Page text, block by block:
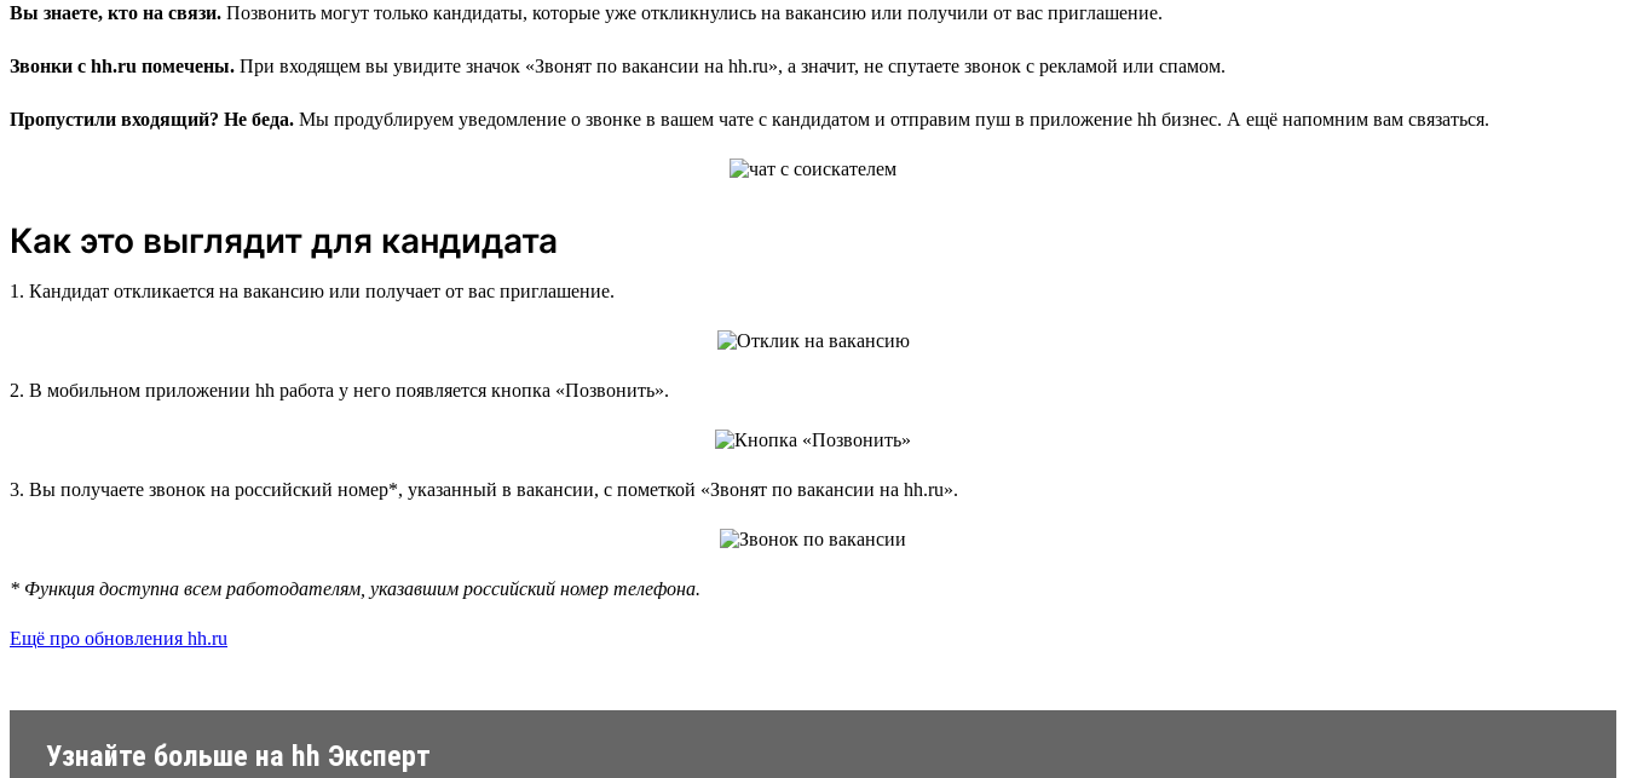
Вы знаете, кто на связи. Позвонить могут только кандидаты, которые уже откликнулись на вакансию или получили от вас приглашение.
Звонки с hh.ru помечены. При входящем вы увидите значок «Звонят по вакансии на hh.ru», а значит, не спутаете звонок с рекламой или спамом.
Пропустили входящий? Не беда. Мы продублируем уведомление о звонке в вашем чате с кандидатом и отправим пуш в приложение hh бизнес. А ещё напомним вам связаться.
Как это выглядит для кандидата
1. Кандидат откликается на вакансию или получает от вас приглашение.
2. В мобильном приложении hh работа у него появляется кнопка «Позвонить».
3. Вы получаете звонок на российский номер*, указанный в вакансии, с пометкой «Звонят по вакансии на hh.ru».
* Функция доступна всем работодателям, указавшим российский номер телефона.
Ещё про обновления hh.ru
Узнайте больше на hh Эксперт